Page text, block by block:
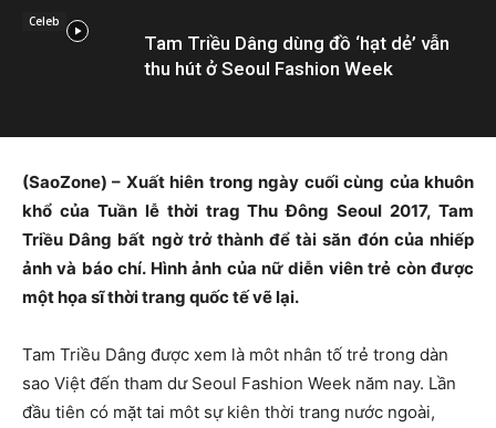
Celeb
Tam Triều Dâng dùng đồ ‘hạt dẻ’ vẫn
thu hút ở Seoul Fashion Week
(SaoZone) – Xuất hiên trong ngày cuối cùng của khuôn
khổ của Tuần lễ thời trag Thu Đông Seoul 2017, Tam
Triều Dâng bất ngờ trở thành để tài săn đón của nhiếp
ảnh và báo chí. Hình ảnh của nữ diễn viên trẻ còn được
một họa sĩ thời trang quốc tế vẽ lại.
Tam Triều Dâng được xem là môt nhân tố trẻ trong dàn
sao Việt đến tham dư Seoul Fashion Week năm nay. Lần
đầu tiên có mặt tai môt sự kiên thời trang nước ngoài,